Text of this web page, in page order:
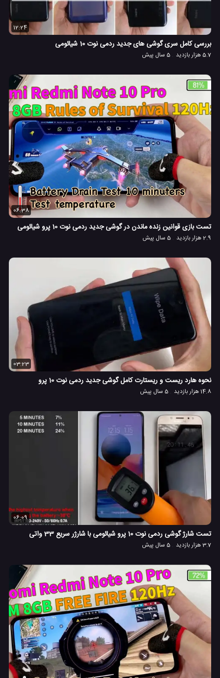
12:24
بررسی کامل سری گوشی های جدید ردمی نوت 10 شیائومی
5.7 هزار بازدید 5 سال پیش
06:38
تست بازی قوانین زنده ماندن در گوشی جدید ردمی نوت 10 پرو شیائومی
2.9 هزار بازدید 5 سال پیش
03:23
نحوه هارد ریست و ریستارت کامل گوشی جدید ردمی نوت 10 پرو
14.8 هزار بازدید 5 سال پیش
06:09
تست شارژ گوشی ردمی نوت 10 پرو شیائومی با شارژر سریع 33 واتی
3.7 هزار بازدید 5 سال پیش